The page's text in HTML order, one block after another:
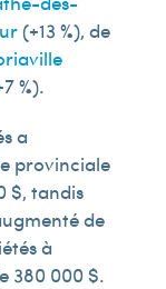
(+13 %), de
%).
a
provinciale
$, tandis
de
à
380 000 $.